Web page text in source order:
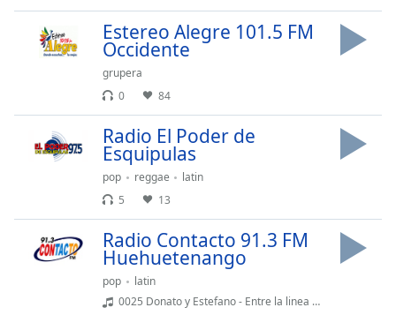
Beginning
Escape
cancel
Estereo Alegre 101.5 FM
Occidente
grupera
0
84
Radio El Poder de
Esquipulas
pop reggae
latin
5
13
Radio Contacto 91.3 FM
Huehuetenango
pop
latin
0025 Donato y Estefano - Entre la linea del bien y la linea del mal